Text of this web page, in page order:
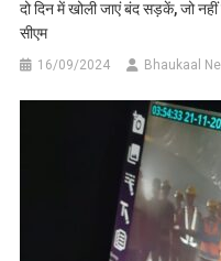
दो दिन में खोली जाएं बंद सड़कें, जो
सीएम
16/09/2024 Bhaukaal